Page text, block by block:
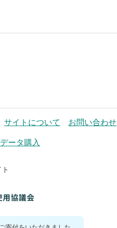
サイトについて お問い合わせ
データ購入